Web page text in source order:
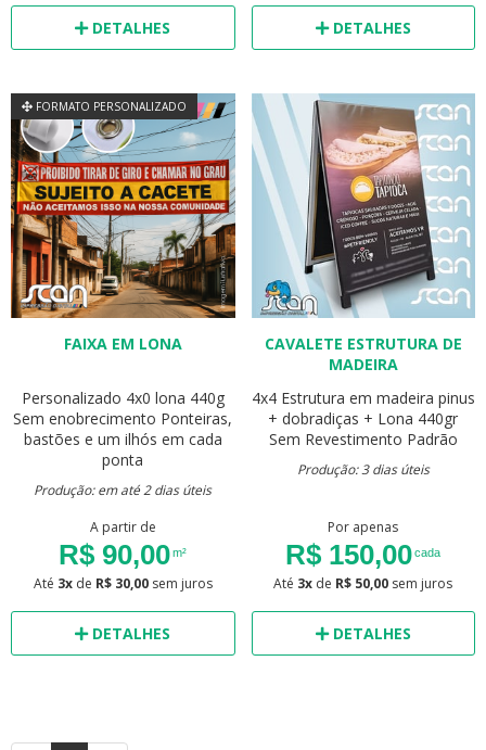
DETALHES DETALHES
FORMATO PERSONALIZADO
FAIXA EM LONA
Personalizado 4x0 lona 440g
Sem enobrecimento Ponteiras,
bastões e um ilhós em cada
ponta
Produção: em até 2 dias úteis
A partir de
R$ 90,00m²
Até 3xde R$ 30,00sem juros
DETALHES
CAVALETE ESTRUTURA DE
MADEIRA
4x4 Estrutura em madeira pinus
+ dobradiças + Lona 440gr
Sem Revestimento Padrão
Produção: 3 dias úteis
Por apenas
R$ 150,00cada
Até 3x de R$ 50,00 sem juros
DETALHES